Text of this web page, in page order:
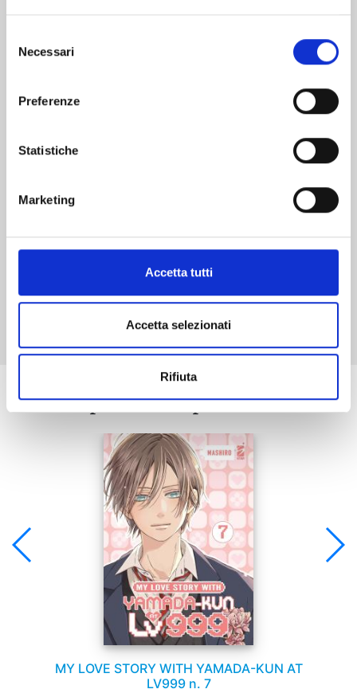
delNecessari
Preferenze
Statistiche
Marketing
Accetta tutti
Accetta selezionati
Rifiuta
Mostra tutto
Se ti è piaciuto prova anche:
MY LOVE STORY WITH YAMADA-KUN AT
LV999 n. 7